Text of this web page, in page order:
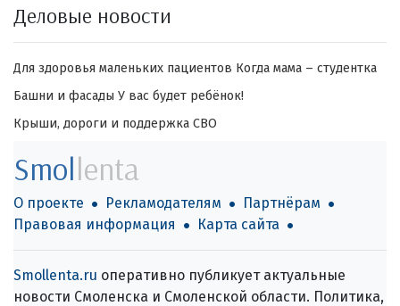
Деловые новости
Для здоровья маленьких пациентов Когда мама – студентка
Башни и фасады У вас будет ребёнок!
Крыши, дороги и поддержка СВО
Smollenta
О проекте Рекламодателям
Партнёрам
Правовая информация
Карта сайта
Smollenta.ru оперативно публикует актуальные
новости Смоленска и Смоленской области. Политика,